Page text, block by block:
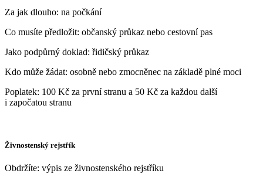
Za jak dlouho: na počkání
Co musíte předložit: občanský průkaz nebo cestovní pas
Jako podpůrný doklad: řidičský průkaz
Kdo může žádat: osobně nebo zmocněnec na základě plné moci
Poplatek: 100 Kč za první stranu a 50 Kč za každou další
i započatou stranu
Živnostenský rejstřík
Obdržíte: výpis ze živnostenského rejstříku